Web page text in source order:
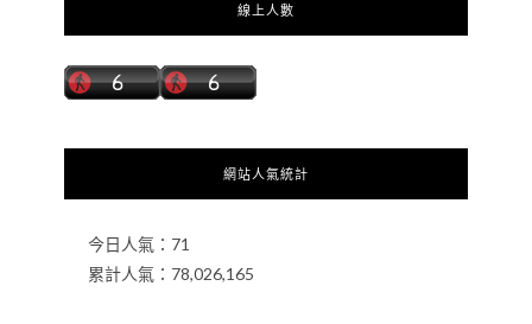
線上人數
網站人氣統計
今日人氣： 71
累計人氣： 78,026,165